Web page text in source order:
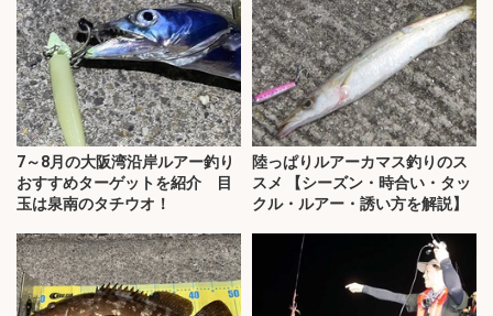
7～8月の大阪湾沿岸ルアー釣り
おすすめターゲットを紹介 目
玉は泉南のタチウオ！
陸っぱりルアーカマス釣りのス
スメ 【シーズン・時合い・タッ
クル・ルアー・誘い方を解説】